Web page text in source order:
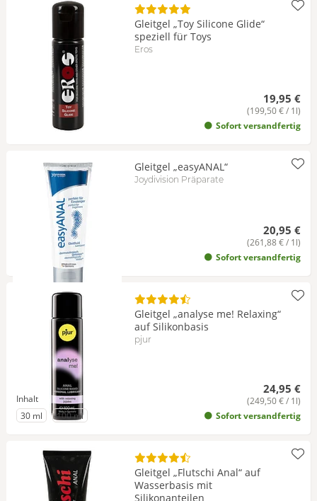
Gleitgel „Toy Silicone Glide“
speziell für Toys
Eros
19,95 €
(199,50 € / 1l)
Sofort versandfertig
Gleitgel „easyANAL“
Joydivision Präparate
20,95 €
(261,88 € / 1l)
Sofort versandfertig
Gleitgel „analyse me! Relaxing“
auf Silikonbasis
pjur
24,95 €
(249,50 € / 1l)
Sofort versandfertig
Inhalt
zu Inhalt
30 ml zu Inhalt
100 ml
Gleitgel „Flutschi Anal“ auf
Wasserbasis mit
Silikonanteilen